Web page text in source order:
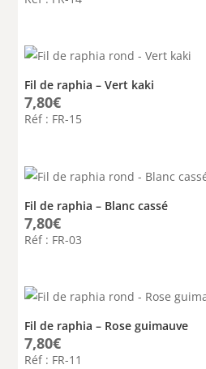
Fil de raphia – Vert kaki
7,80€
Réf : FR-15
Fil de raphia – Blanc cassé
7,80€
Réf : FR-03
Fil de raphia – Rose guimauve
7,80€
Réf : FR-11